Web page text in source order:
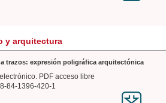
y arquitectura
a trazos: expresión poligráfica arquitectónica
PDF acceso libre
84-1396-420-1